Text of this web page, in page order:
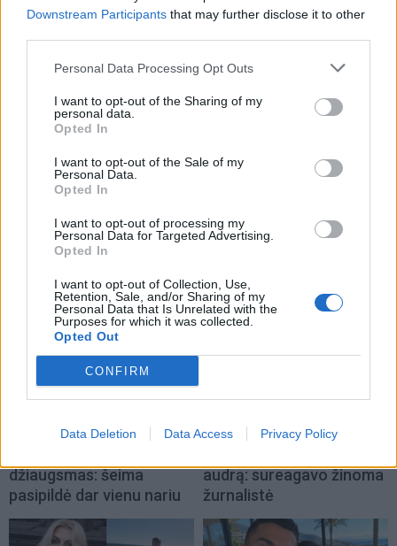
Downstream Participants that may further disclose it to other
Personal Data Processing Opt Outs
I want to opt-out of the Sharing of my
personal data.
Opted In
I want to opt-out of the Sale of my
Personal Data.
Opted In
I want to opt-out of processing my
Personal Data for Targeted Advertising.
Opted In
I want to opt-out of Collection, Use,
Retention, Sale, and/or Sharing of my
Personal Data that Is Unrelated with the
Purposes for which it was collected.
Opted Out
CONFIRM
Data Deletion Data Access Privacy Policy
TAIP PAT SKAITYKITE
Žmonės
prakalbo apie skaudžią
patirtį: to per jėgą
transliacijos metu
nušautas garsus
Jungtinės Karalystės
džiaugsmas: šeima
pasipildė dar vienu nariu
Dainos Bilevičiūtės
audrą: sureagavo žinoma
žurnalistė